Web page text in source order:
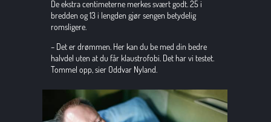
De ekstra centimeterne merkes svært godt. 25 i
bredden og 13 i lengden gjør sengen betydelig
romsligere.
– Det er drømmen. Her kan du be med din bedre
halvdel uten at du får klaustrofobi. Det har vi testet.
Tommel opp, sier Oddvar Nyland.